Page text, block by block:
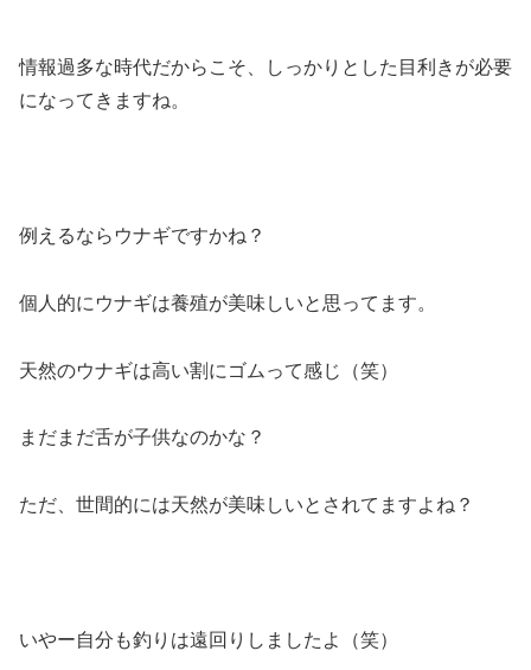
情報過多な時代だからこそ、しっかりとした目利きが必要
になってきますね。
例えるならウナギですかね？
個人的にウナギは養殖が美味しいと思ってます。
天然のウナギは高い割にゴムって感じ（笑）
まだまだ舌が子供なのかな？
ただ、世間的には天然が美味しいとされてますよね？
いやー自分も釣りは遠回りしましたよ（笑）